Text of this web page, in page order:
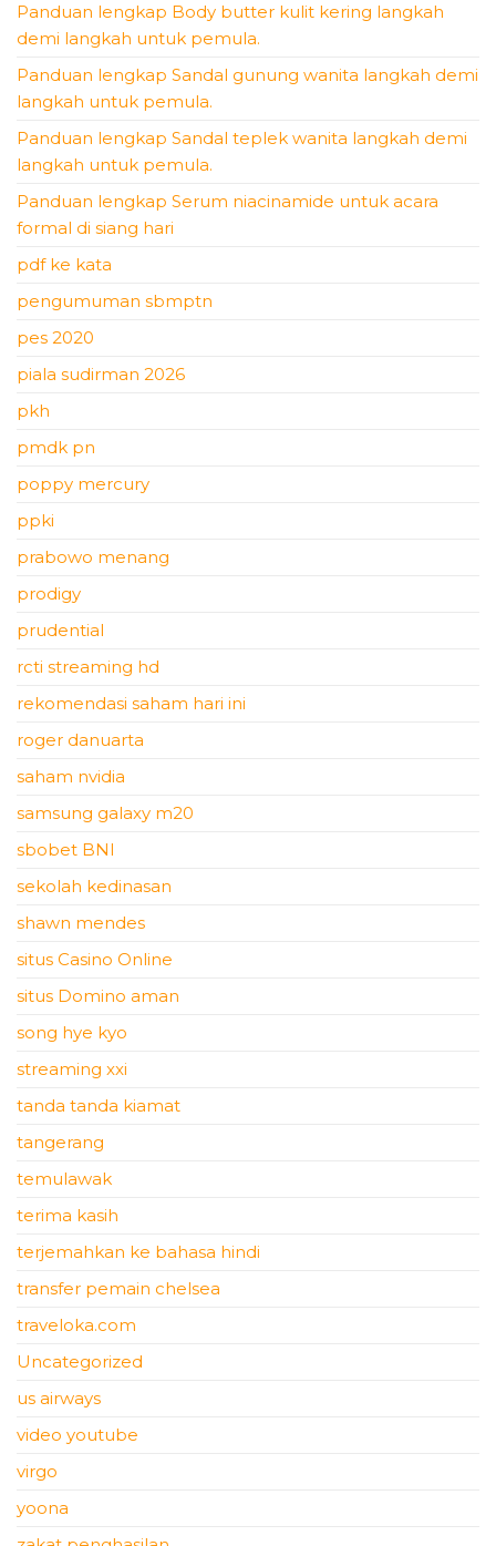
Panduan lengkap Body butter kulit kering langkah
demi langkah untuk pemula.
Panduan lengkap Sandal gunung wanita langkah demi
langkah untuk pemula.
Panduan lengkap Sandal teplek wanita langkah demi
langkah untuk pemula.
Panduan lengkap Serum niacinamide untuk acara
formal di siang hari
pdf ke kata
pengumuman sbmptn
pes 2020
piala sudirman 2026
pkh
pmdk pn
poppy mercury
ppki
prabowo menang
prodigy
prudential
rcti streaming hd
rekomendasi saham hari ini
roger danuarta
saham nvidia
samsung galaxy m20
sbobet BNI
sekolah kedinasan
shawn mendes
situs Casino Online
situs Domino aman
song hye kyo
streaming xxi
tanda tanda kiamat
tangerang
temulawak
terima kasih
terjemahkan ke bahasa hindi
transfer pemain chelsea
traveloka.com
Uncategorized
us airways
video youtube
virgo
yoona